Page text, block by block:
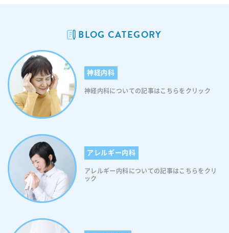
BLOG CATEGORY
神経内科
神経内科についての記事はこちらをクリック
アレルギー内科
アレルギー内科についての記事はこちらをクリ
ック